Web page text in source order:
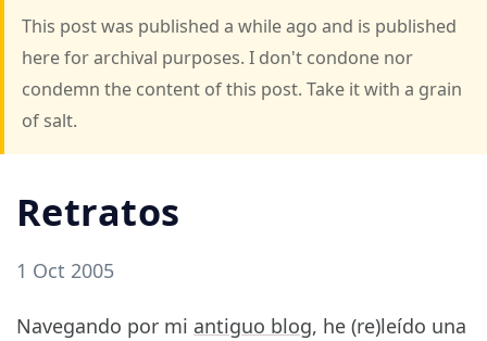
This post was published a while ago and is published
here for archival purposes. I don't condone nor
condemn the content of this post. Take it with a grain
of salt.
Retratos
1 Oct 2005
Navegando por mi antiguo blog, he (re)leído una